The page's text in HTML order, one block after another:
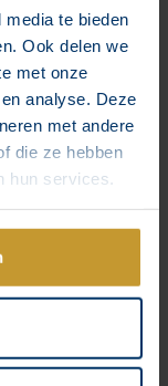
te bieden
Ook delen we
met onze
analyse. Deze
met andere
die ze hebben
hun services.
bij